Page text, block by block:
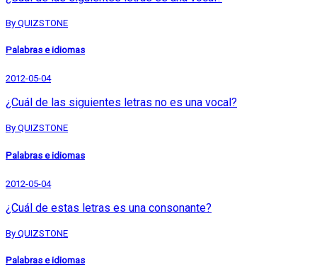
By QUIZSTONE
Palabras e idiomas
2012-05-04
¿Cuál de las siguientes letras no es una vocal?
By QUIZSTONE
Palabras e idiomas
2012-05-04
¿Cuál de estas letras es una consonante?
By QUIZSTONE
Palabras e idiomas